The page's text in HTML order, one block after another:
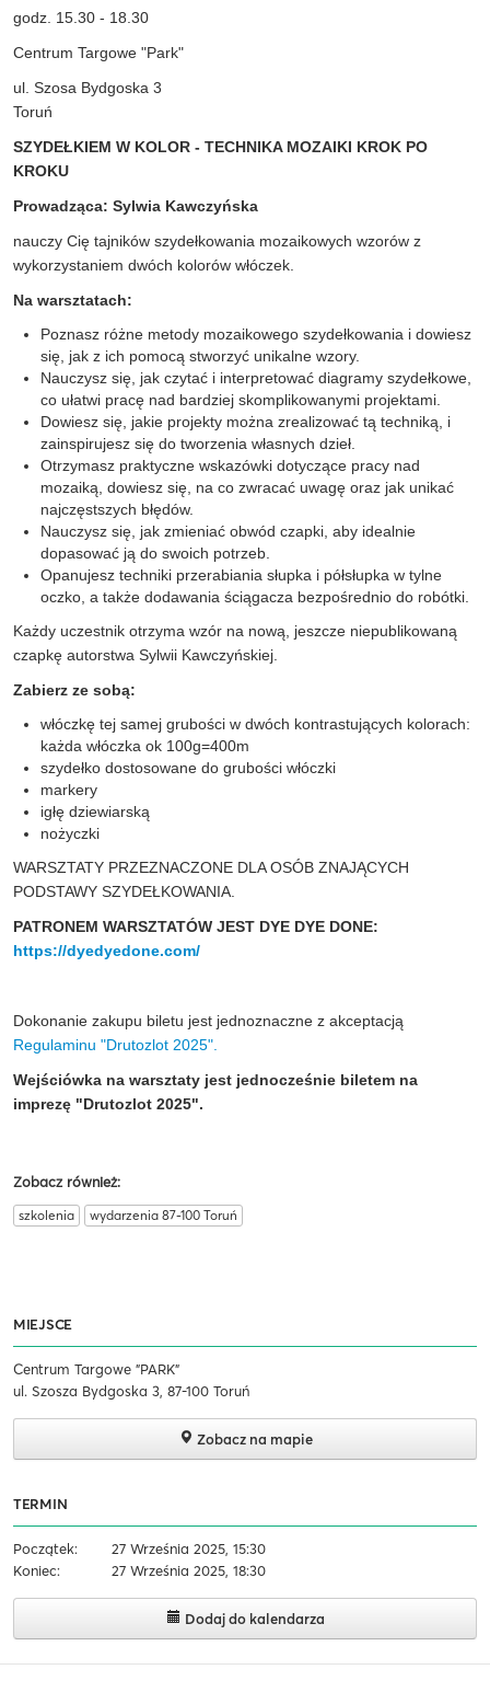
godz. 15.30 - 18.30
Centrum Targowe "Park"
ul. Szosa Bydgoska 3
Toruń
SZYDEŁKIEM W KOLOR - TECHNIKA MOZAIKI KROK PO
KROKU
Prowadząca: Sylwia Kawczyńska
nauczy Cię tajników szydełkowania mozaikowych wzorów z
wykorzystaniem dwóch kolorów włóczek.
Na warsztatach:
Poznasz różne metody mozaikowego szydełkowania i dowiesz
się, jak z ich pomocą stworzyć unikalne wzory.
Nauczysz się, jak czytać i interpretować diagramy szydełkowe,
co ułatwi pracę nad bardziej skomplikowanymi projektami.
Dowiesz się, jakie projekty można zrealizować tą techniką, i
zainspirujesz się do tworzenia własnych dzieł.
Otrzymasz praktyczne wskazówki dotyczące pracy nad
mozaiką, dowiesz się, na co zwracać uwagę oraz jak unikać
najczęstszych błędów.
Nauczysz się, jak zmieniać obwód czapki, aby idealnie
dopasować ją do swoich potrzeb.
Opanujesz techniki przerabiania słupka i półsłupka w tylne
oczko, a także dodawania ściągacza bezpośrednio do robótki.
Każdy uczestnik otrzyma wzór na nową, jeszcze niepublikowaną
czapkę autorstwa Sylwii Kawczyńskiej.
Zabierz ze sobą:
włóczkę tej samej grubości w dwóch kontrastujących kolorach:
każda włóczka ok 100g=400m
szydełko dostosowane do grubości włóczki
markery
igłę dziewiarską
nożyczki
WARSZTATY PRZEZNACZONE DLA OSÓB ZNAJĄCYCH
PODSTAWY SZYDEŁKOWANIA.
PATRONEM WARSZTATÓW JEST DYE DYE DONE:
https://dyedyedone.com/
Dokonanie zakupu biletu jest jednoznaczne z akceptacją
Regulaminu "Drutozlot 2025".
Wejściówka na warsztaty jest jednocześnie biletem na
imprezę "Drutozlot 2025".
Zobacz również:
szkolenia wydarzenia 87-100 Toruń
MIEJSCE
Centrum Targowe "PARK"
ul. Szosza Bydgoska 3, 87-100 Toruń
Zobacz na mapie
TERMIN
Początek:
27 Września 2025, 15:30
Koniec:
27 Września 2025, 18:30
Dodaj do kalendarza